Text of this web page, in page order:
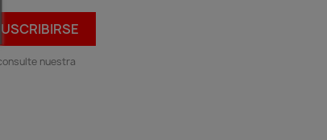
nuestra